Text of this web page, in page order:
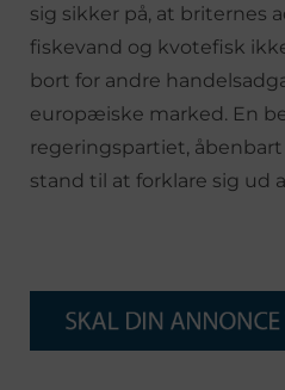
sig sikker på, at briternes
fiskevand og kvotefisk
bort for andre
europæiske marked. En
regeringspartiet,
stand til at forklare sig ud